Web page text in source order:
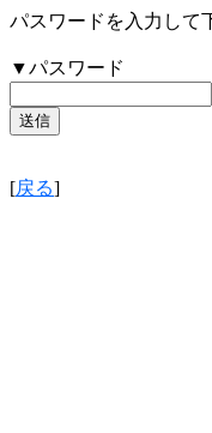
パスワードを入力して
▼パスワード
[戻る]